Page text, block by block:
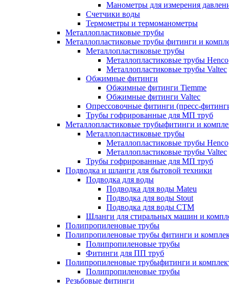
Манометры для измерения
Счетчики воды
Термометры и термоманометры
Металлопластиковые трубы
Металлопластиковые трубы фитинги и
Металлопластиковые трубы
Металлопластиковые трубы Henco
Металлопластиковые трубы Valtec
Обжимные фитинги
Обжимные фитинги Tiemme
Обжимные фитинги Valtec
Опрессовочные фитинги (пресс-
Трубы гофрированные для МП труб
Металлопластиковые трубыфитинги и
Металлопластиковые трубы
Металлопластиковые трубы Henco
Металлопластиковые трубы Valtec
Трубы гофрированные для МП труб
Подводка и шланги для бытовой техники
Подводка для воды
Подводка для воды Mateu
Подводка для воды Stout
Подводка для воды СТМ
Шланги для стиральных машин и
Полипропиленовые трубы
Полипропиленовые трубы фитинги и
Полипропиленовые трубы
Фитинги для ПП труб
Полипропиленовые трубыфитинги и
Полипропиленовые трубы
Резьбовые фитинги